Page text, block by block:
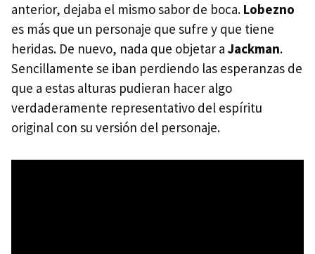
anterior, dejaba el mismo sabor de boca. Lobezno
es más que un personaje que sufre y que tiene
heridas. De nuevo, nada que objetar a Jackman.
Sencillamente se iban perdiendo las esperanzas de
que a estas alturas pudieran hacer algo
verdaderamente representativo del espíritu
original con su versión del personaje.